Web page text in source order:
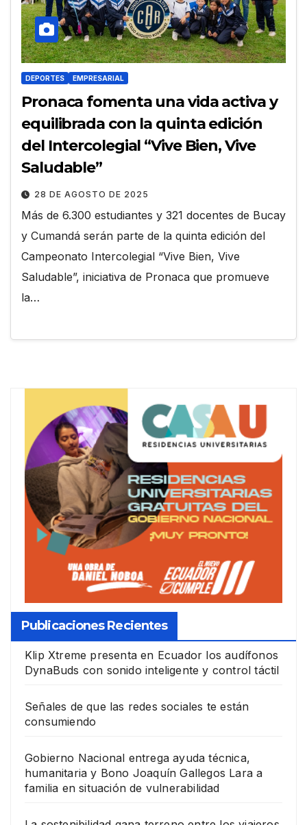
DEPORTES EMPRESARIAL
Pronaca fomenta una vida activa y
equilibrada con la quinta edición
del Intercolegial “Vive Bien, Vive
Saludable”
28 DE AGOSTO DE 2025
Más de 6.300 estudiantes y 321 docentes de Bucay
y Cumandá serán parte de la quinta edición del
Campeonato Intercolegial “Vive Bien, Vive
Saludable”, iniciativa de Pronaca que promueve
la…
Publicaciones Recientes
Klip Xtreme presenta en Ecuador los audífonos
DynaBuds con sonido inteligente y control táctil
Señales de que las redes sociales te están
consumiendo
Gobierno Nacional entrega ayuda técnica,
humanitaria y Bono Joaquín Gallegos Lara a
familia en situación de vulnerabilidad